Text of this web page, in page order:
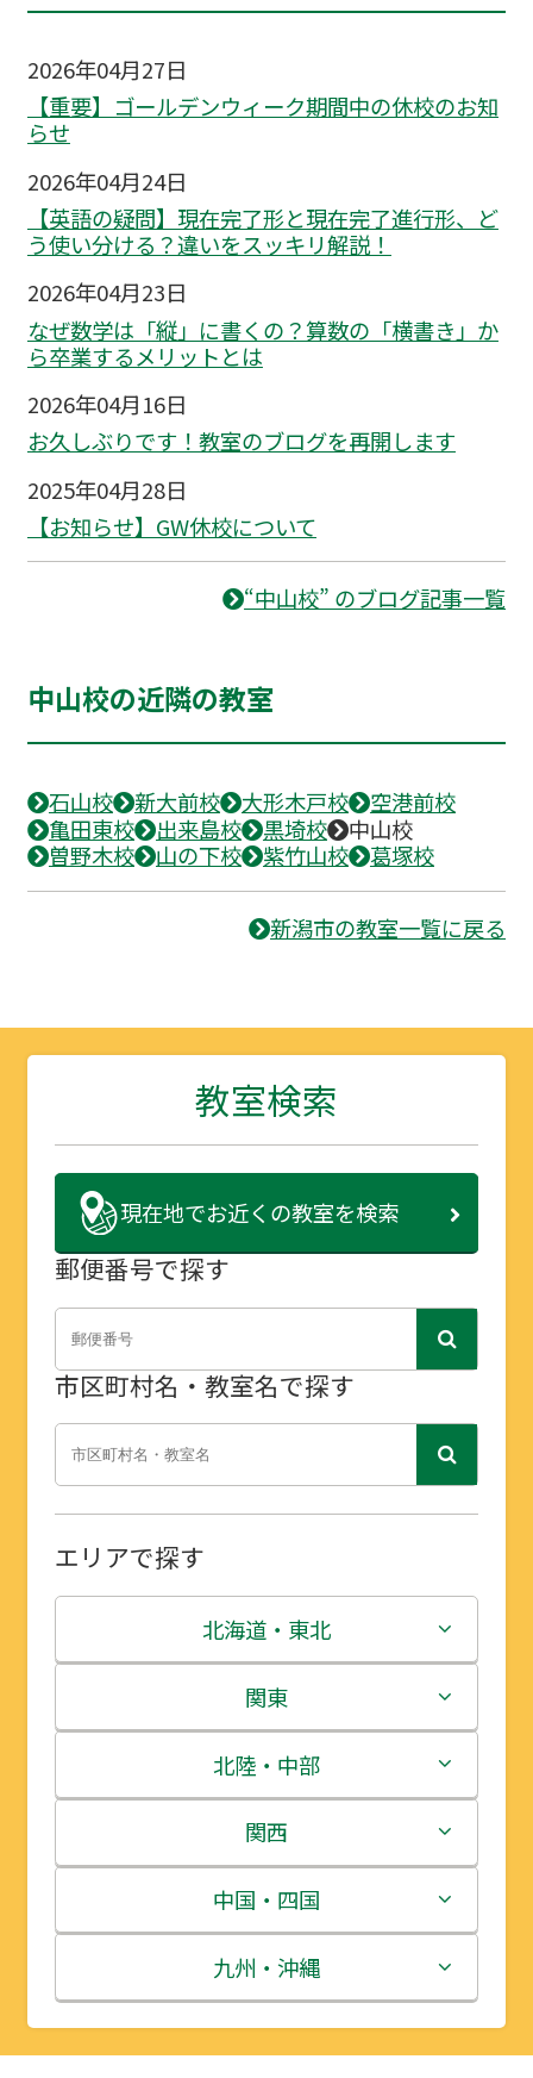
2026年04月27日
【重要】ゴールデンウィーク期間中の休校のお知
らせ
2026年04月24日
【英語の疑問】現在完了形と現在完了進行形、ど
う使い分ける？違いをスッキリ解説！
2026年04月23日
なぜ数学は「縦」に書くの？算数の「横書き」か
ら卒業するメリットとは
2026年04月16日
お久しぶりです！教室のブログを再開します
2025年04月28日
【お知らせ】GW休校について
“中山校” のブログ記事一覧
中山校の近隣の教室
石山校 新大前校 大形木戸校
空港前校
亀田東校
出来島校 黒埼校
中山校
曽野木校
山の下校 紫竹山校 葛塚校
新潟市の教室一覧に戻る
教室検索
現在地でお近くの教室を検索
郵便番号で探す
市区町村名・教室名で探す
エリアで探す
北海道・東北
北海道
青森県
岩手県
宮城県
秋田県
山形県
関東
茨城県
栃木県
群馬県
埼玉県
千葉県
北陸・中部
新潟県
富山県
石川県
福井県
関西
三重県
滋賀県
京都府
中国・四国
鳥取県
島根県
九州・沖縄
福岡県